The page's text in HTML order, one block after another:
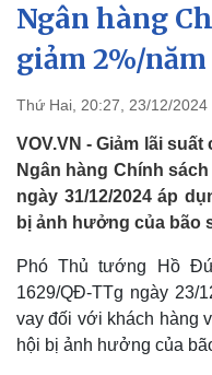
Chính trị
Đảng
Tổ chức nhân sự
Nhận diện sự thật
Ngân hàng
giảm 2%/
Thứ Hai, 20:27, 23/12/2024
VOV.VN - Giảm lãi
Ngân hàng Chính
ngày 31/12/2024 áp
bị ảnh hưởng của bão
Phó Thủ tướng Hồ
1629/QĐ-TTg ngày 23/
vay đối với khách hàng
hội bị ảnh hưởng của